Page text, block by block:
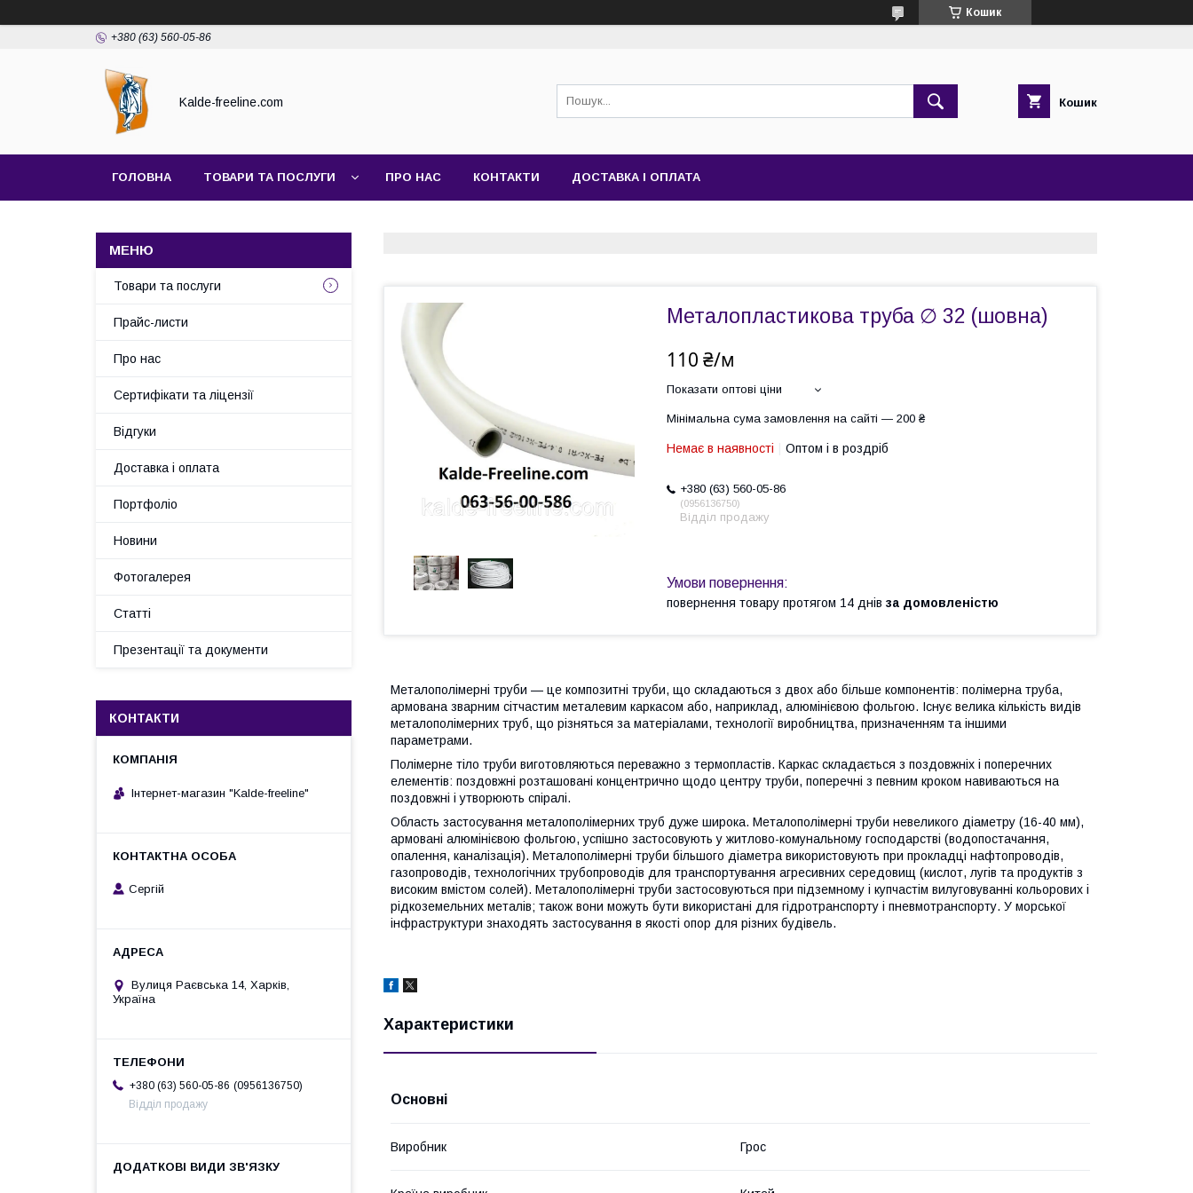
Кошик
+380 (63) 560-05-86
Kalde-freeline.com Кошик
ГОЛОВНА ТОВАРИ ТА ПОСЛУГИ ПРО НАС КОНТАКТИ ДОСТАВКА І ОПЛАТА
Металопластикова труба ∅ 32 (шовна)
110 ₴/м
Показати оптові ціни
Мінімальна сума замовлення на сайті — 200 ₴
Немає в наявності Оптом і в роздріб
+380 (63) 560-05-86
0956136750
Відділ продажу
повернення товару протягом 14 днів за домовленістю
Металополімерні труби — це композитні труби, що складаються з двох або більше компонентів: полімерна труба,
армована зварним сітчастим металевим каркасом або, наприклад, алюмінієвою фольгою. Існує велика кількість видів
металополімерних труб, що різняться за матеріалами, технології виробництва, призначенням та іншими
параметрами.
Полімерне тіло труби виготовляються переважно з термопластів. Каркас складається з поздовжніх і поперечних
елементів: поздовжні розташовані концентрично щодо центру труби, поперечні з певним кроком навиваються на
поздовжні і утворюють спіралі.
Область застосування металополімерних труб дуже широка. Металополімерні труби невеликого діаметру (16-40 мм),
армовані алюмінієвою фольгою, успішно застосовують у житлово-комунальному господарстві (водопостачання,
опалення, каналізація). Металополімерні труби більшого діаметра використовують при прокладці нафтопроводів,
газопроводів, технологічних трубопроводів для транспортування агресивних середовищ (кислот, лугів та продуктів з
високим вмістом солей). Металополімерні труби застосовуються при підземному і купчастім вилуговуванні кольорових і
рідкоземельних металів; також вони можуть бути використані для гідротранспорту і пневмотранспорту. У морської
інфраструктури знаходять застосування в якості опор для різних будівель.
Характеристики
Основні
Виробник Грос
Товари та послуги
Прайс-листи
Про нас
Сертифікати та ліцензії
Відгуки
Доставка і оплата
Портфоліо
Новини
Фотогалерея
Статті
Презентації та документи
КОНТАКТИ
Інтернет-магазин "Kalde-freeline"
Сергій
Вулиця Раєвська 14, Харків,
Україна
+380 (63) 560-05-86
0956136750
Відділ продажу